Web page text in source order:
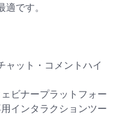
です。
ャット・コメントハイ
ビナープラットフォー
インタラクションツー